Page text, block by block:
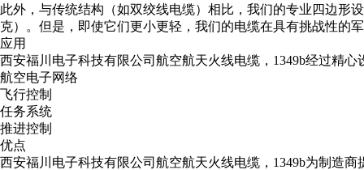
此外，与传统结构（如双绞线电缆）相比，我们的专业四边形
克）。但是，即使它们更小更轻，我们的电缆在具有挑战性的
应用
西安福川电子科技有限公司航空航天火线电缆，1349b经过精
航空电子网络
飞行控制
任务系统
推进控制
优点
西安福川电子科技有限公司航空航天火线电缆，1349b为制造